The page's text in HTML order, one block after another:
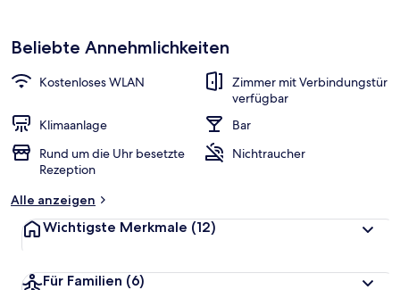
Beliebte Annehmlichkeiten
Kostenloses WLAN
Zimmer mit Verbindungstür
verfügbar
Klimaanlage
Bar
Rund um die Uhr besetzte
Rezeption
Nichtraucher
Alle anzeigen
Wichtigste Merkmale (12)
Für Familien (6)